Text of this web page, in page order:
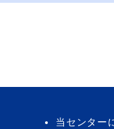
当センター